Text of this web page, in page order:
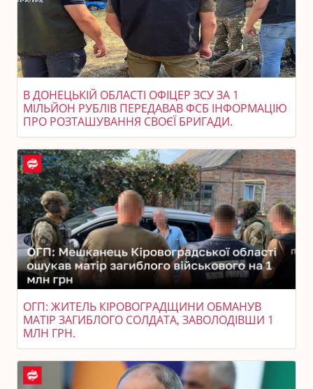
В ДОНЕЦЬКІЙ ОБЛАСТІ ОФІЦЕР ЗСУ ЗА 1
МІЛЬЙОН РУБЛІВ ПЕРЕДАВАВ ФСБ ІНФОРМАЦІЮ
ПРО РОЗТАШУВАННЯ СВОЄЇ БРИГАДИ.
ОГП: ЖИТЕЛЬ КІРОВОГРАДЩИНИ ОБМАНУВ
МАТІР ЗАГИБЛОГО СОЛДАТА, ЗАВОЛОДІВШИ 1
МЛН ГРН.